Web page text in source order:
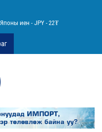
иен - JPY - 22₮